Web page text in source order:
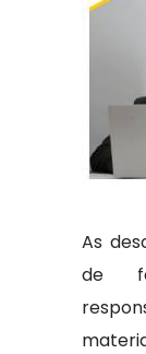
As
de